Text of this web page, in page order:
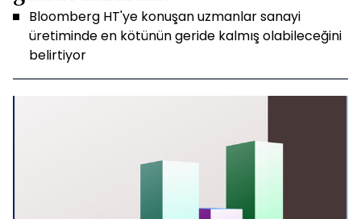
Bloomberg HT'ye konuşan uzmanlar sanayi
üretiminde en kötünün geride kalmış olabileceğini
belirtiyor